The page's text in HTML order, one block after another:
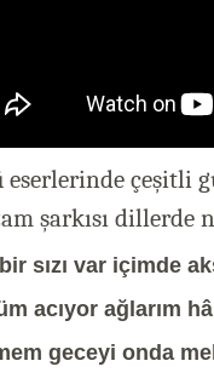
eserlerinde çeşitli
şarkısı dillerde
sızı var içimde
acıyor ağlarım
geceyi onda